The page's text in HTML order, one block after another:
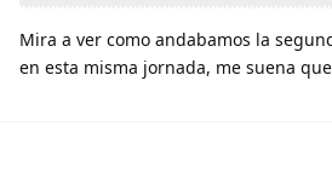
Mira a ver como andabamos la
en esta misma jornada, me suena